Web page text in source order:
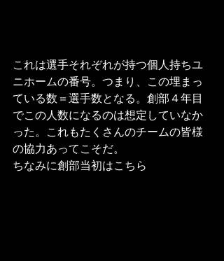
これは選手それぞれが持つ個人持ちユ
ニホームの番号。つまり、この埋まっ
ている数＝選手数となる。創部４年目
でこの人数になるのは想定していなか
った。これもたくさんのチームの皆様
の協力あってこそだ。
ちなみに創部当初はこちら